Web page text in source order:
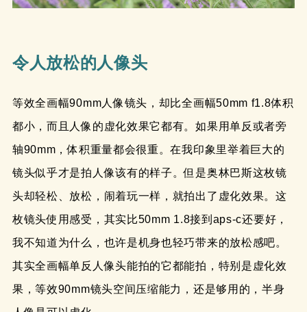
令人放松的人像头
等效全画幅90mm人像镜头，却比全画幅50mm f1.8体积
都小，而且人像的虚化效果它都有。如果用单反或者旁
轴90mm，体积重量都会很重。在我印象里举着巨大的
镜头似乎才是拍人像该有的样子。但是奥林巴斯这枚镜
头却轻松、放松，闹着玩一样，就拍出了虚化效果。这
枚镜头使用感受，其实比50mm 1.8接到aps-c还要好，
我不知道为什么，也许是机身也轻巧带来的放松感吧。
其实全画幅单反人像头能拍的它都能拍，特别是虚化效
果，等效90mm镜头空间压缩能力，还是够用的，半身